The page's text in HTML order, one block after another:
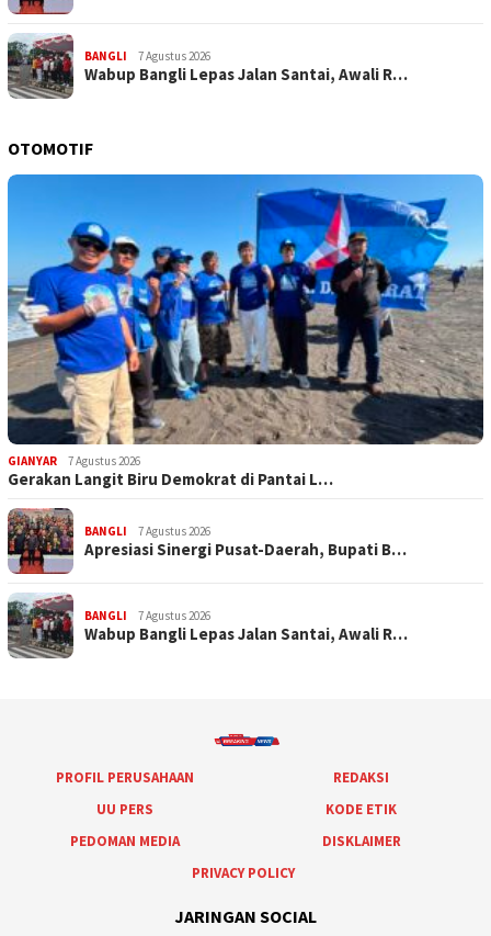
BANGLI 7 Agustus 2026
Wabup Bangli Lepas Jalan Santai, Awali R…
OTOMOTIF
GIANYAR 7 Agustus 2026
Gerakan Langit Biru Demokrat di Pantai L…
BANGLI 7 Agustus 2026
Apresiasi Sinergi Pusat-Daerah, Bupati B…
BANGLI 7 Agustus 2026
Wabup Bangli Lepas Jalan Santai, Awali R…
PROFIL PERUSAHAAN
REDAKSI
UU PERS
KODE ETIK
PEDOMAN MEDIA
DISKLAIMER
PRIVACY POLICY
JARINGAN SOCIAL